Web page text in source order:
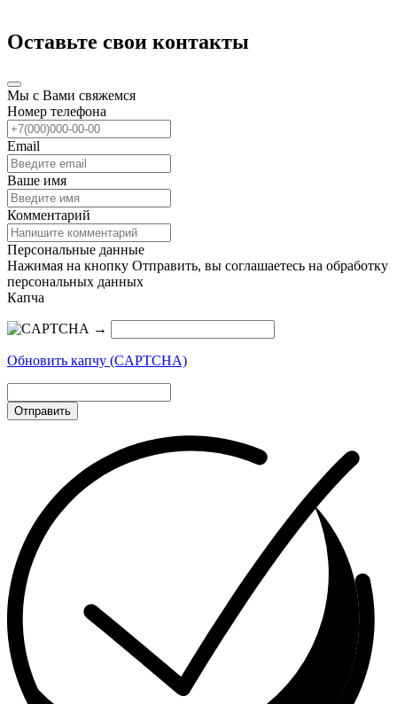
Оставьте свои контакты
Мы с Вами свяжемся
Номер телефона
Email
Ваше имя
Комментарий
Персональные данные
Нажимая на кнопку Отправить, вы соглашаетесь на обработку
персональных данных
Капча
→
Обновить капчу (CAPTCHA)
Отправить